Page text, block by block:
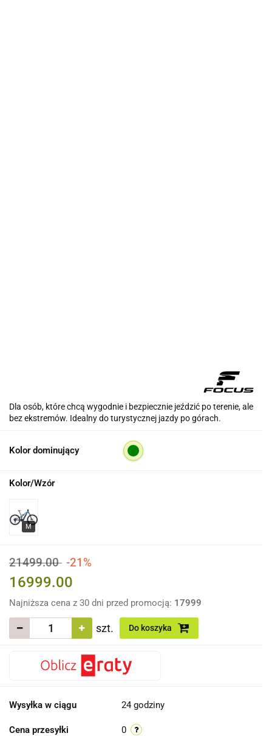
Dla osób, które chcą wygodnie i bezpiecznie jeździć po terenie, ale
bez ekstremów. Idealny do turystycznej jazdy po górach.
Kolor dominujący
Kolor/Wzór
21499.00 -21%
16999.00
Najniższa cena z 30 dni przed promocją: 17999
szt. Do koszyka
Wysyłka w ciągu 24 godziny
Cena przesyłki 0